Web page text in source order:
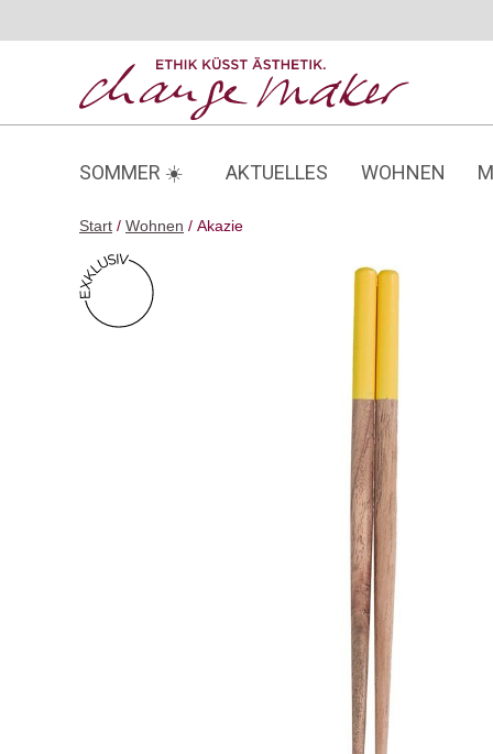
SOMMER ☀️ AKTUELLES WOHNEN
Start / Wohnen / Akazie